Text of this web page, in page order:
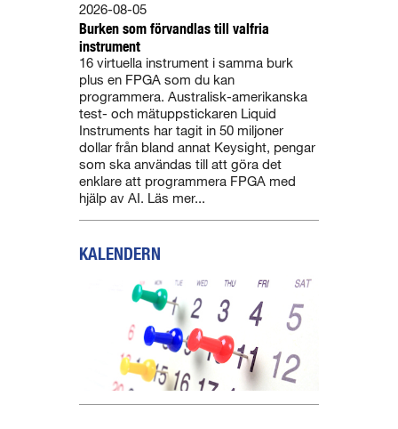
Burken som förvandlas till valfria
instrument
2026-08-05
16 virtuella instrument i samma burk
plus en FPGA som du kan
programmera. Australisk-amerikanska
test- och mätuppstickaren Liquid
Instruments har tagit in 50 miljoner
dollar från bland annat Keysight, pengar
som ska användas till att göra det
enklare att programmera FPGA med
hjälp av AI. Läs mer...
KALENDERN